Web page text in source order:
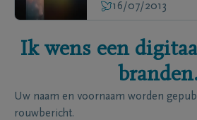
16/07/2013
Ik wens een
Uw naam en voornaam worden
rouwbericht.